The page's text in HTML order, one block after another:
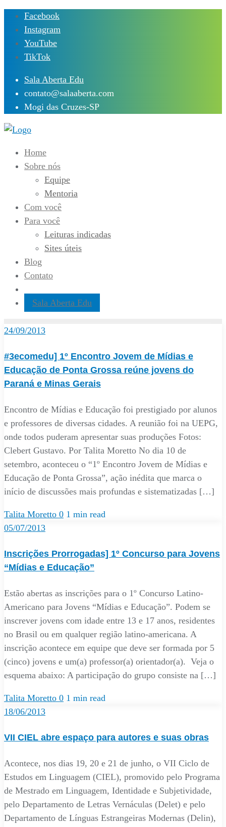
Skip
content
Facebook
Instagram
YouTube
TikTok
Sala Aberta Edu
contato@salaaberta.com
Mogi das Cruzes-SP
Home
Sobre nós
Equipe
Mentoria
Com você
Para você
Leituras indicadas
Sites úteis
Blog
Contato
Sala Aberta Edu
24/09/2013
#3ecomedu] 1º Encontro Jovem de Mídias e
Educação de Ponta Grossa reúne jovens do
Paraná e Minas Gerais
Encontro de Mídias e Educação foi prestigiado por alunos
e professores de diversas cidades. A reunião foi na UEPG,
onde todos puderam apresentar suas produções Fotos:
Clebert Gustavo. Por Talita Moretto No dia 10 de
setembro, aconteceu o “1º Encontro Jovem de Mídias e
Educação de Ponta Grossa”, ação inédita que marca o
início de discussões mais profundas e sistematizadas […]
Talita Moretto 0 1 min read
05/07/2013
Inscrições Prorrogadas] 1º Concurso para Jovens
“Mídias e Educação”
Estão abertas as inscrições para o 1º Concurso Latino-
Americano para Jovens “Mídias e Educação”. Podem se
inscrever jovens com idade entre 13 e 17 anos, residentes
no Brasil ou em qualquer região latino-americana. A
inscrição acontece em equipe que deve ser formada por 5
(cinco) jovens e um(a) professor(a) orientador(a). Veja o
esquema abaixo: A participação do grupo consiste na […]
Talita Moretto 0 1 min read
18/06/2013
VII CIEL abre espaço para autores e suas obras
Acontece, nos dias 19, 20 e 21 de junho, o VII Ciclo de
Estudos em Linguagem (CIEL), promovido pelo Programa
de Mestrado em Linguagem, Identidade e Subjetividade,
pelo Departamento de Letras Vernáculas (Delet) e pelo
Departamento de Línguas Estrangeiras Modernas (Delin),